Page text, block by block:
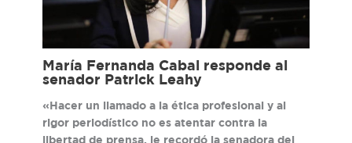
María Fernanda Cabal responde al
senador Patrick Leahy
«Hacer un llamado a la ética profesional y al
rigor periodístico no es atentar contra la
libertad de prensa, le recordó la senadora del